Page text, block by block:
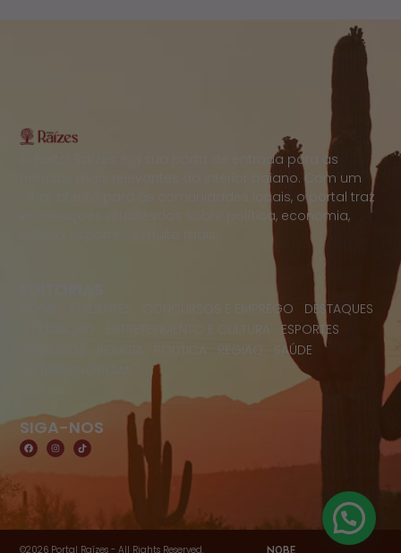
O Portal Raízes é a sua porta de entrada para as
notícias mais relevantes do interior baiano. Com um
olhar atento para as comunidades locais, o portal traz
informações atualizadas sobre política, economia,
CONCURSOS E EMPREGO
DESTAQUES
ENTRETERIMENTO E CULTURA
ESPORTES
POLITICA REGIÃO
SAÚDE
SIGA-NOS
©2026 Portal Raízes - All Rights Reserved. NOBE